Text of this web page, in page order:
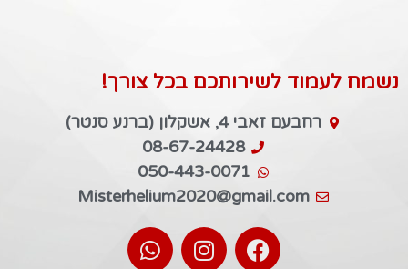
נשמח לעמוד לשירותכם בכל צורך!
רחבעם זאבי 4, אשקלון (ברנע סנטר)
08-67-24428
050-443-0071
Misterhelium2020@gmail.com